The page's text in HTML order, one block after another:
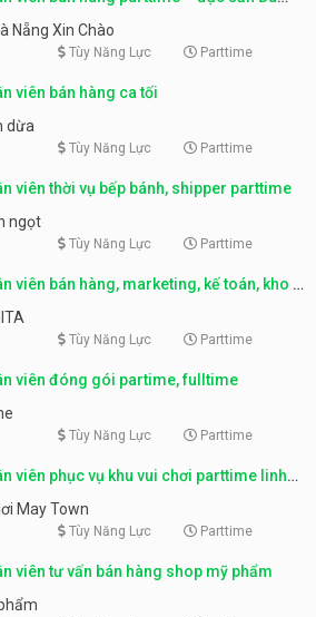
Nẵng Xin Chào
Tùy Năng Lực Parttime
viên bán hàng ca tối
dừa
Tùy Năng Lực Parttime
viên thời vụ bếp bánh, shipper parttime
ngọt
Tùy Năng Lực Parttime
viên bán hàng, marketing, kế toán, kho –
Tùy Năng Lực Parttime
viên đóng gói partime, fulltime
Tùy Năng Lực Parttime
viên phục vụ khu vui chơi parttime linh
May Town
Tùy Năng Lực Parttime
viên tư vấn bán hàng shop mỹ phẩm